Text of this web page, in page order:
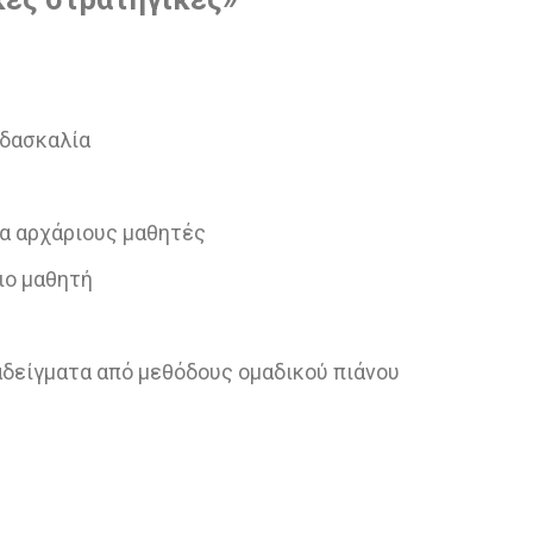
αρχάριους μαθητές
μαθητή
από μεθόδους ομαδικού πιάνου